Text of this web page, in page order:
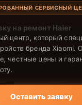
СЕРВИСНЫЙ
на ремонт Haier
центр, который
бренда Xiaomi.
честные цены и
Оставить заявку